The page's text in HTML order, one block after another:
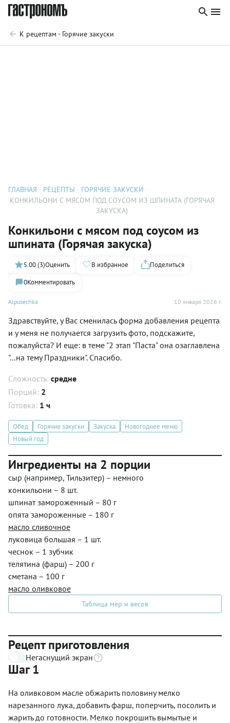
К рецептам - Горячие закуски
ГЛАВНАЯ РЕЦЕПТЫ
ГОРЯЧИЕ ЗАКУСКИ
КОНКИЛЬОНИ С МЯСОМ ПОД СОУСОМ ИЗ ШПИНАТА (ГОРЯЧАЯ
ЗАКУСКА)
Конкильони с мясом под соусом из
шпината (Горячая закуска)
Alpusechka 10 января 2026 г.
5.00 (3)Оценить В избранное
Поделиться
0Комментировать
Здравствуйте, у Вас сменилась форма добавления рецепта
и у меня не получается загрузить фото, подскажите,
пожалуйста? И еще: в теме "2 этап "Паста" она озаглавлена
"...на тему Праздники". Спасибо.
Сложность: средне
Порций: 2
Готовка: 1 ч
Обед Горячие закуски Закуска
Новогоднее меню
Новый год
Ингредиенты на 2 порции
сыр (например, Тильзитер) – немного
конкильони – 8 шт.
шпинат замороженный – 80 г
опята замороженные – 180 г
масло сливочное
луковица большая – 1 шт.
чеснок – 1 зубчик
телятина (фарш) – 200 г
сметана – 100 г
масло оливковое
Таблица мер и весов
Рецепт приготовления
Негаснущий экран
Шаг 1
На оливковом масле обжарить половину мелко
нарезанного лука, добавить фарш, поперчить, посолить и
жарить до готовности. Мелко покрошить вымытые и